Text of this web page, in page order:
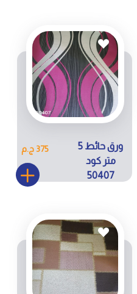
ورق حائط 5
متر كود
50407
375 ج.م